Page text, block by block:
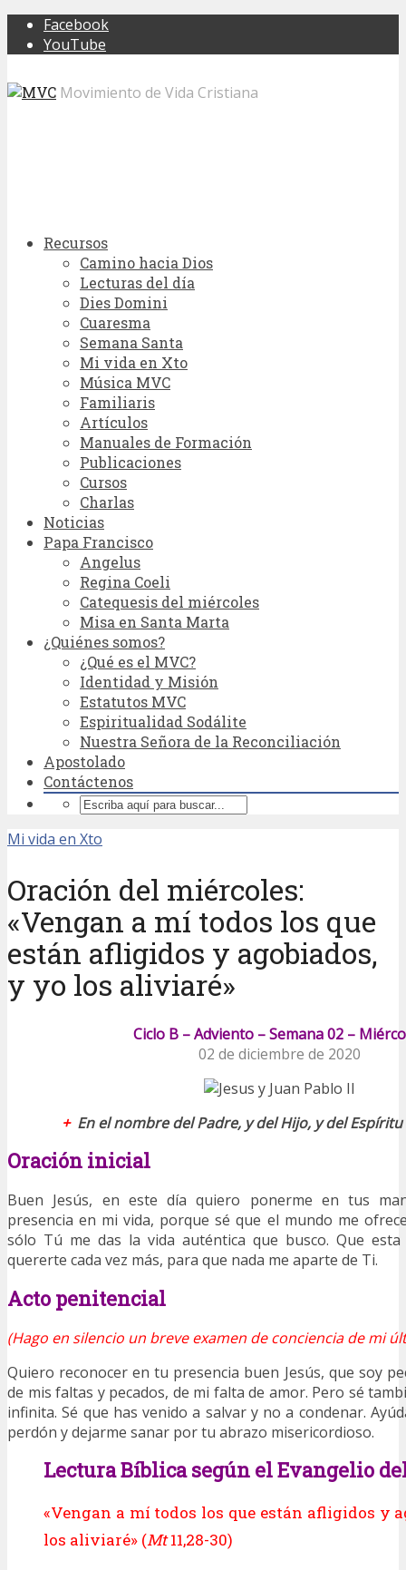
Facebook
YouTube
Movimiento de Vida Cristiana
Recursos
Camino hacia Dios
Lecturas del día
Dies Domini
Cuaresma
Semana Santa
Mi vida en Xto
Música MVC
Familiaris
Artículos
Manuales de Formación
Publicaciones
Cursos
Charlas
Noticias
Papa Francisco
Angelus
Regina Coeli
Catequesis del miércoles
Misa en Santa Marta
¿Quiénes somos?
¿Qué es el MVC?
Identidad y Misión
Estatutos MVC
Espiritualidad Sodálite
Nuestra Señora de la Reconciliación
Apostolado
Contáctenos
Mi vida en Xto
Oración del miércoles:
«Vengan a mí todos los que
están afligidos y agobiados,
y yo los aliviaré»
Ciclo B – Adviento – Semana 02 –
02 de diciembre de 2020
+En el nombre del Padre, y del Hijo, y del Espíritu
Oración inicial
Buen Jesús, en este día quiero ponerme en tus
presencia en mi vida, porque sé que el mundo me
sólo Tú me das la vida auténtica que busco. Que
quererte cada vez más, para que nada me aparte de Ti.
Acto penitencial
(Hago en silencio un breve examen de conciencia de mi
Quiero reconocer en tu presencia buen Jesús, que soy
de mis faltas y pecados, de mi falta de amor. Pero sé
infinita. Sé que has venido a salvar y no a condenar.
perdón y dejarme sanar por tu abrazo misericordioso.
Lectura Bíblica según el Evangelio
«Vengan a mí todos los que están afligidos y
los aliviaré» (Mt11,28-30)